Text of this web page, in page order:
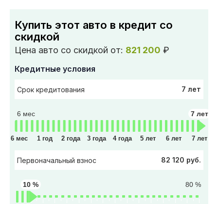
Купить этот авто в кредит со
скидкой
Цена авто со скидкой от: 821 200 ₽
Кредитные условия
Срок кредитования 7 лет
6 мес 7 лет
6 мес 1 год 2 года 3 года 4 года 5 лет 6 лет 7 лет
Первоначальный взнос 82 120 руб.
80 %
10 %